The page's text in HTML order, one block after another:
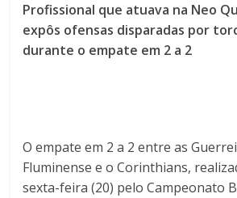
Profissional que atuava na Neo
expôs ofensas disparadas por
durante o empate em 2 a 2
O empate em 2 a 2 entre as
Fluminense e o Corinthians,
sexta-feira (20) pelo Campeonato